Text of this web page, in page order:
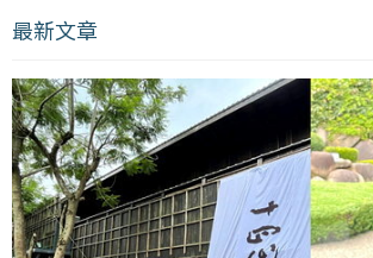
最新文章